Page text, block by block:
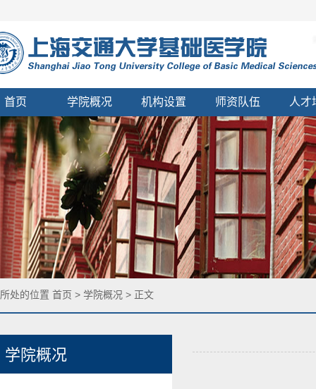
首页 学院概况 机构设置 师资队伍 人才
学院概况
处的位置 首页 > 学院概况 > 正文